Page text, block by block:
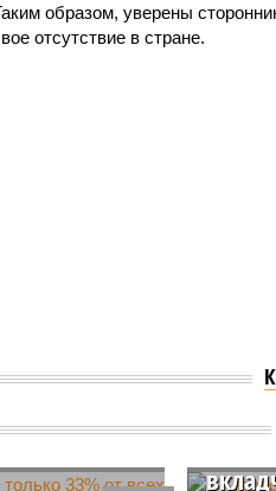
образом, уверены
отсутствие в стране.
только
В